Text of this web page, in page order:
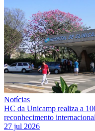
Notícias
HC da Unicamp realiza a
reconhecimento
27 jul 2026